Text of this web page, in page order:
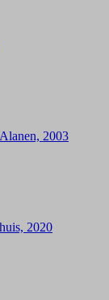
2003
2020